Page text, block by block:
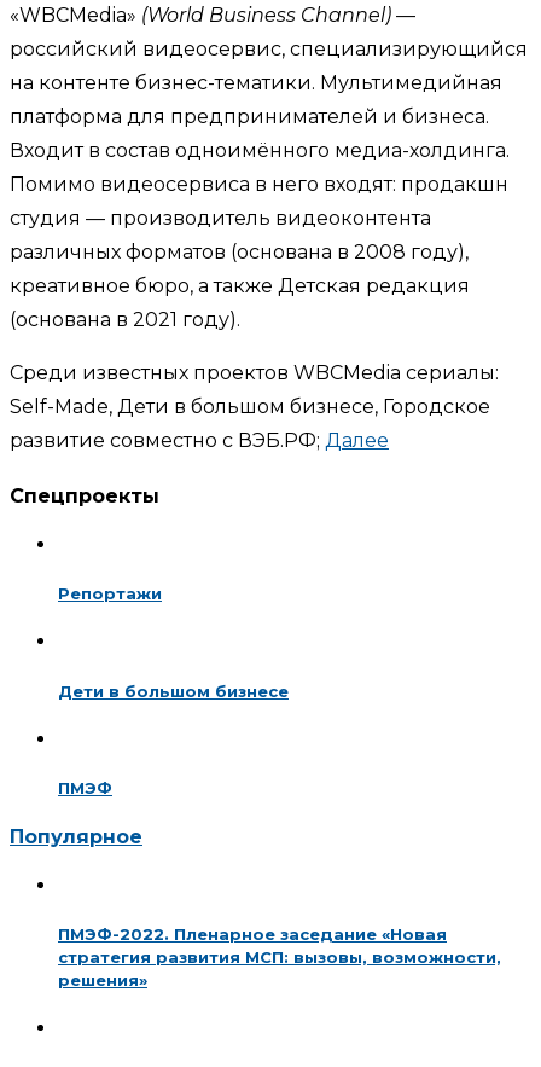
«WBCMedia» (World Business Channel) —
российский видеосервис, специализирующийся
на контенте бизнес-тематики. Мультимедийная
платформа для предпринимателей и бизнеса.
Входит в состав одноимённого медиа-холдинга.
Помимо видеосервиса в него входят: продакшн
студия — производитель видеоконтента
различных форматов (основана в 2008 году),
креативное бюро, а также Детская редакция
(основана в 2021 году).
Среди известных проектов WBCMedia сериалы:
Self-Made, Дети в большом бизнесе, Городское
развитие совместно с ВЭБ.РФ; Далее
Спецпроекты
Репортажи
Дети в большом бизнесе
ПМЭФ
Популярное
ПМЭФ-2022. Пленарное заседание «Новая
стратегия развития МСП: вызовы, возможности,
решения»